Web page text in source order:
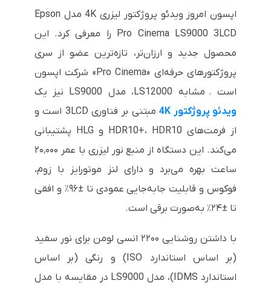
اپسون امروز ویدئو پروژکتور لیزری 4K مدل Epson
Pro Cinema LS9000 3LCD را معرفی کرد. این
محصول جدید و ارزان‌تر، تازه‌ترین عضو از سری
پروژکتورهای حرفه‌ای «Pro Cinema» شرکت اپسون
است . مشابه LS12000، مدل LS9000 نیز یک
ویدئو پروژکتور 4K
مبتنی بر فناوری 3LCD است و
از فرمت‌های HDR10+، HDR10 و HLG پشتیبانی
می‌کند. این دستگاه از منبع نور لیزری با عمر ۲۰٬۰۰۰
ساعت بهره می‌برد و دارای لنز موتورایز با زوم،
فوکوس و قابلیت جابه‌جایی عمودی تا ±۹۶٪ و افقی
تا ±۲۴٪ به‌صورت برقی است.
با داشتن روشنایی ۲۲۰۰ انسی لومن برای نور سفید
(بر اساس استاندارد ISO) و رنگی (بر اساس
استاندارد IDMS)، مدل LS9000 در مقایسه با مدل